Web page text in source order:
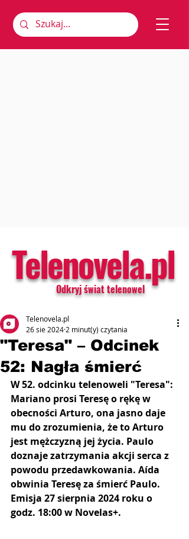
Telenovela.pl
Odkryj świat telenowel
"Teresa" – Odcinek
52: Nagła śmierć
Telenovela.pl
26 sie 2024 2 minut(y) czytania
W 52. odcinku telenoweli "Teresa":
Mariano prosi Teresę o rękę w
obecności Arturo, ona jasno daje
mu do zrozumienia, że to Arturo
jest mężczyzną jej życia. Paulo
doznaje zatrzymania akcji serca z
powodu przedawkowania. Aída
obwinia Teresę za śmierć Paulo.
Emisja 27 sierpnia 2024 roku o
godz. 18:00 w Novelas+.